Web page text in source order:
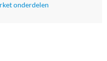
onderdelen